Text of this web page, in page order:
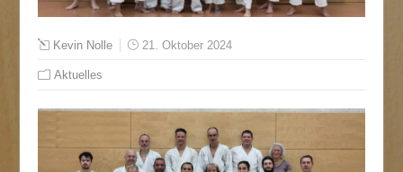
Kevin Nolle 21. Oktober 2024
Aktuelles